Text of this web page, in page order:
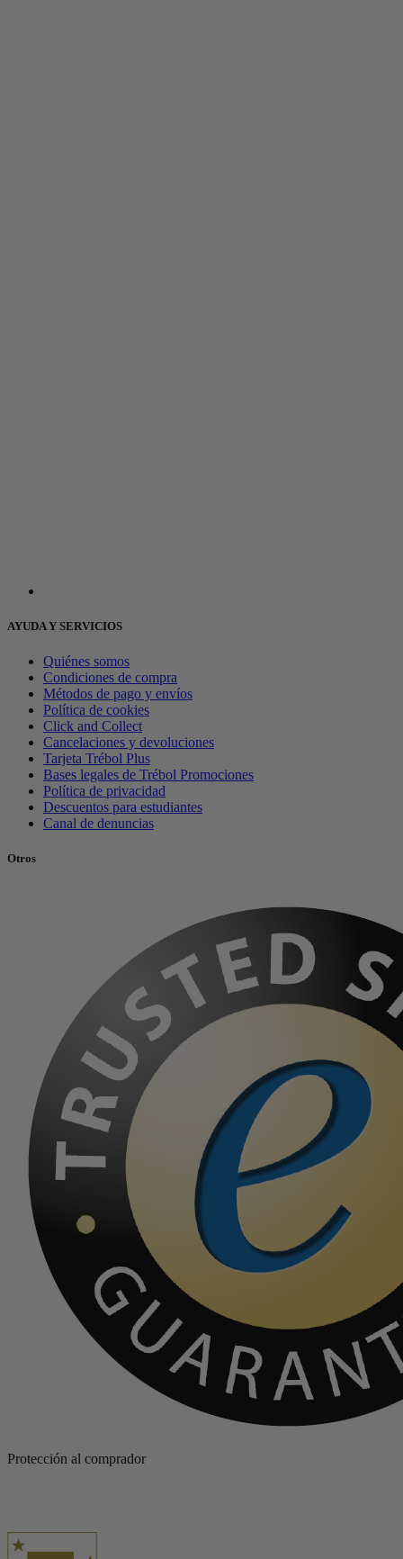
AYUDA Y SERVICIOS
Quiénes somos
Condiciones de compra
Métodos de pago y envíos
Política de cookies
Click and Collect
Cancelaciones y devoluciones
Tarjeta Trébol Plus
Bases legales de Trébol Promociones
Política de privacidad
Descuentos para estudiantes
Canal de denuncias
Otros
Protección al comprador